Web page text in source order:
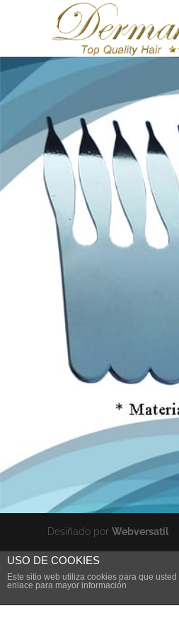
Desiñado porWebversatil
USO DE COOKIES
Este sitio web utiliza cookies para que
enlace para mayor información